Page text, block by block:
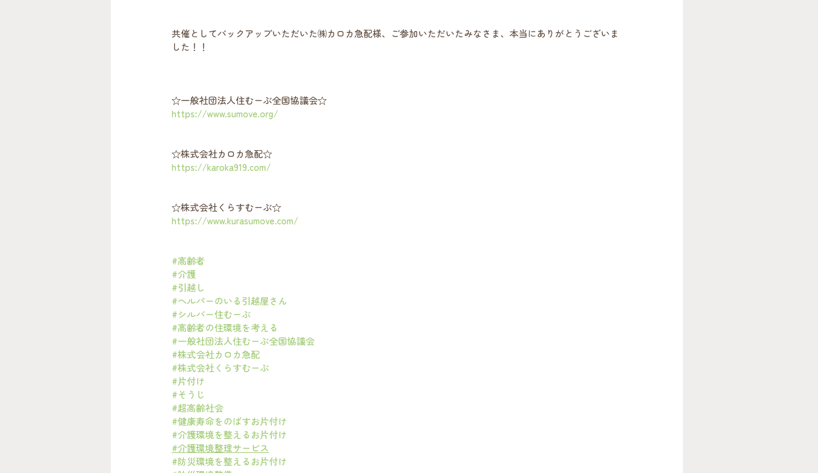
共催としてバックアップいただいた㈱カロカ急配様、ご参加いただいたみなさま、本当にありがとうございま
した！！
☆一般社団法人住むーぶ全国協議会☆
https://www.sumove.org/
☆株式会社カロカ急配☆
https://karoka919.com/
☆株式会社くらすむーぶ☆
https://www.kurasumove.com/
#高齢者
#介護
#引越し
#ヘルパーのいる引越屋さん
#シルバー住むーぶ
#高齢者の住環境を考える
#一般社団法人住むーぶ全国協議会
#株式会社カロカ急配
#株式会社くらすむーぶ
#片付け
#そうじ
#超高齢社会
#健康寿命をのばすお片付け
#介護環境を整えるお片付け
#介護環境整理サービス
#防災環境を整えるお片付け